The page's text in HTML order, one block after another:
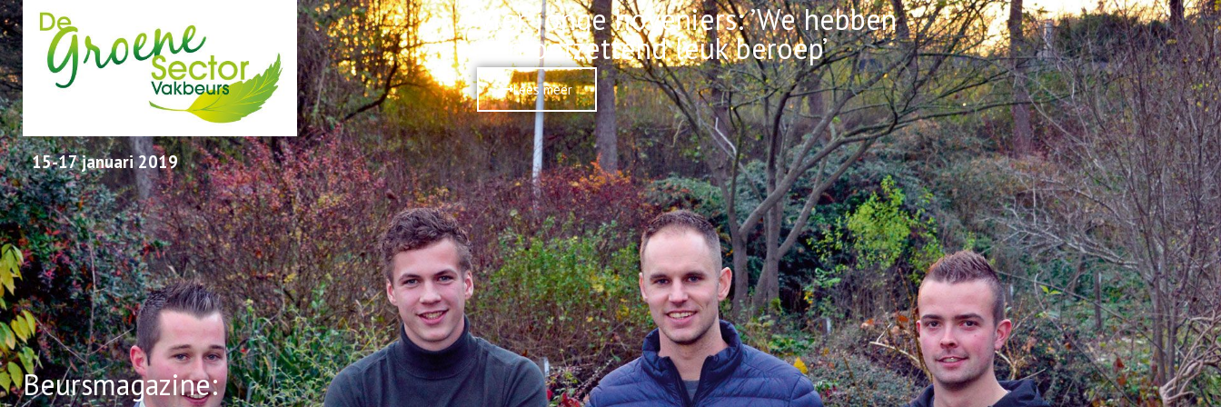
15-17 januari 2019
Beursmagazine:
Vier jonge hoveniers: ’We hebben
een ontzettend leuk beroep’
Lees meer